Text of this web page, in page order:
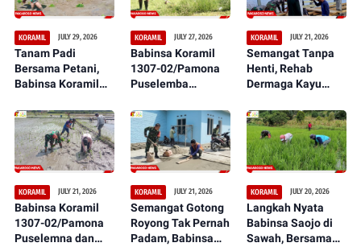
KORAMIL JULY 29, 2026
Tanam Padi
Bersama Petani,
Babinsa Koramil
Puselemba Dukung
Peningkatan Hasil
Panen dan
Ketahanan Pangan
KORAMIL JULY 27, 2026
Babinsa Koramil
1307-02/Pamona
Puselemba
Masyarakat
Ciptakan Lapangan
Sepak Bola Bersih,
Nyaman, dan
Representatif
KORAMIL JULY 21, 2026
Semangat Tanpa
Henti, Rehab
Dermaga Kayu
Teritorial TNI Terus
Tunjukkan
Perkembangan
Signifikan
KORAMIL JULY 21, 2026
Babinsa Koramil
1307-02/Pamona
Puselemna dan
KORAMIL JULY 21, 2026
Semangat Gotong
Royong Tak Pernah
Padam, Babinsa
KORAMIL JULY 20, 2026
Langkah Nyata
Babinsa Saojo di
Sawah, Bersama